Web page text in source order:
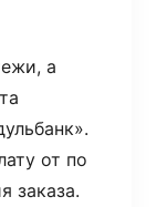
а
от по
заказа.